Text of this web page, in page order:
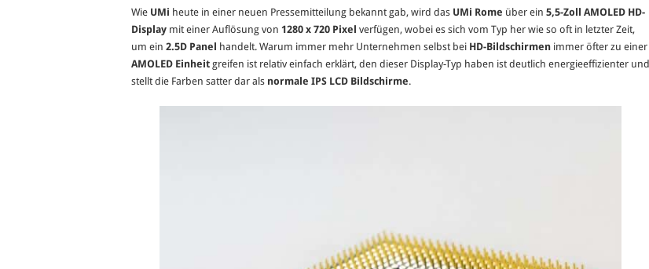
Wie UMi heute in einer neuen Pressemitteilung bekannt gab, wird das UMi Rome über ein 5,5-Zoll AMOLED HD-
Display mit einer Auflösung von 1280 x 720 Pixel verfügen, wobei es sich vom Typ her wie so oft in letzter Zeit,
um ein 2.5D Panel handelt. Warum immer mehr Unternehmen selbst bei HD-Bildschirmen immer öfter zu einer
AMOLED Einheit greifen ist relativ einfach erklärt, den dieser Display-Typ haben ist deutlich energieeffizienter und
stellt die Farben satter dar als normale IPS LCD Bildschirme.